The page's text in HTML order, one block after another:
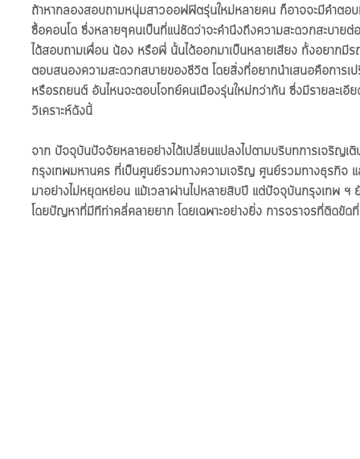
ถ้าหากลองสอบถามหนุ่มสาวออฟฟิตรุ่นใหม่หลายคน ก็อาจจะมีคำตอ
ซื้อคอนโด ซึ่งหลายๆคนเป็นที่แน่ชัดว่าจะคำนึงถึงความสะดวกสะบาย
ได้สอบถามเพื่อน น้อง หรือพี่ นั้นได้ออกมาเป็นหลายเสียง ทั้งอยากมี
ตอบสนองความสะดวกสบายของชีวิต โดยสิ่งที่อยากนำเสนอคือการเ
หรือรถยนต์ อันไหนจะตอบโจทย์คนเมืองรุ่นใหม่กว่ากัน ซึ่งมีรายละเ
วิเคราะห์ดังนี้
จาก ปัจจุบันปัจจัยหลายอย่างได้เปลี่ยนแปลงไปตามบริบทการเจริญเติ
กรุงเทพมหานคร ที่เป็นศูนย์รวมทางความเจริญ ศูนย์รวมทางธุรกิจ แ
มาอย่างไม่หยุดหย่อน แม้เวลาผ่านไปหลายสิบปี แต่ปัจจุบันกรุงเทพ
โดยปัญหาที่มีทีท่าคลี่คลายยาก โดยเฉพาะอย่างยิ่ง การจราจรที่ติดขั